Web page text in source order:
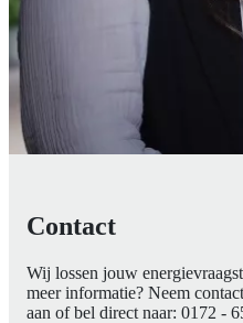
Contact
Wij lossen jouw
meer informatie? Neem
aan of bel direct naar: 0172 -